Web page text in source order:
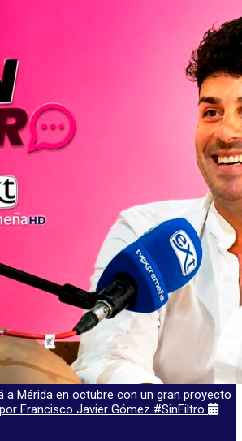
a Mérida en octubre con un gran proyecto
Francisco Javier Gómez #SinFiltro